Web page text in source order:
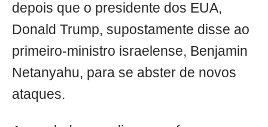
depois que o presidente dos EUA,
Donald Trump, supostamente disse ao
primeiro-ministro israelense, Benjamin
Netanyahu, para se abster de novos
ataques.